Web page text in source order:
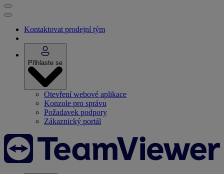
Kontaktovat prodejní tým
Přihlaste se
Otevření webové aplikace
Konzole pro správu
Požadavek podpory
Zákaznický portál